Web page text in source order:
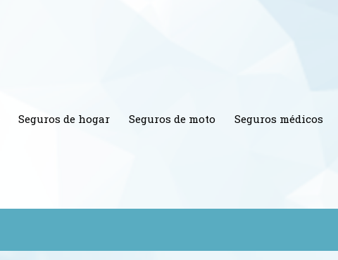
Seguros de hogar Seguros de moto Seguros médicos